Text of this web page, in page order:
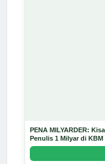
PENA MILYARDER:
Penulis 1 Milyar di